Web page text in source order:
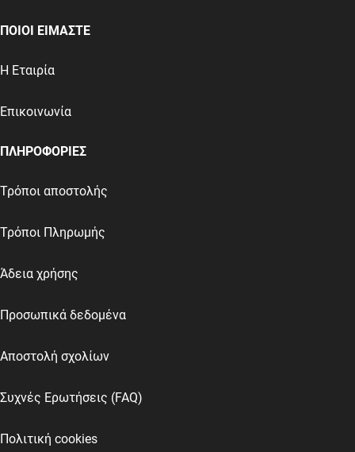
ΠΟΙΟΙ ΕΙΜΑΣΤΕ
Η Εταιρία
Επικοινωνία
ΠΛΗΡΟΦΟΡΙΕΣ
Τρόποι αποστολής
Τρόποι Πληρωμής
Άδεια χρήσης
Προσωπικά δεδομένα
Αποστολή σχολίων
Συχνές Ερωτήσεις (FAQ)
Πολιτική cookies